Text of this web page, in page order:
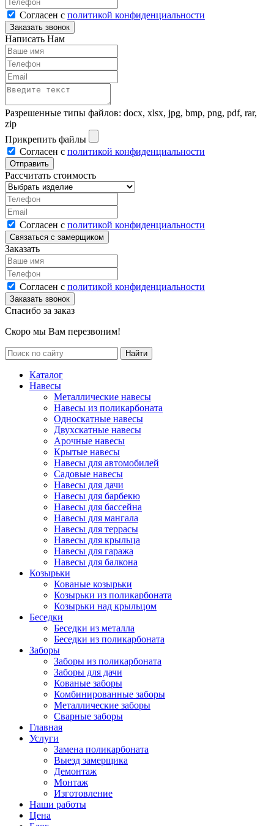
Согласен с политикой конфиденциальности
Написать Нам
Разрешенные типы файлов: docx, xlsx, jpg, bmp, png, pdf, rar,
zip
Прикрепить файлы
Согласен с политикой конфиденциальности
Рассчитать стоимость
Согласен с политикой конфиденциальности
Заказать
Согласен с политикой конфиденциальности
Спасибо за заказ
Скоро мы Вам перезвоним!
Каталог
Навесы
Металлические навесы
Навесы из поликарбоната
Односкатные навесы
Двухскатные навесы
Арочные навесы
Крытые навесы
Навесы для автомобилей
Садовые навесы
Навесы для дачи
Навесы для барбекю
Навесы для бассейна
Навесы для мангала
Навесы для террасы
Навесы для крыльца
Навесы для гаража
Навесы для балкона
Козырьки
Кованые козырьки
Козырьки из поликарбоната
Козырьки над крыльцом
Беседки
Беседки из металла
Беседки из поликарбоната
Заборы
Заборы из поликарбоната
Заборы для дачи
Кованые заборы
Комбинированные заборы
Металлические заборы
Сварные заборы
Главная
Услуги
Замена поликарбоната
Выезд замерщика
Демонтаж
Монтаж
Изготовление
Наши работы
Цена